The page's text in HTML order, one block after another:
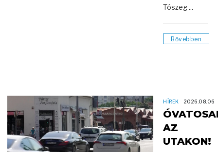
Tószeg ...
Bővebben
HÍREK 2026.08.06
AZ
UTAKON!